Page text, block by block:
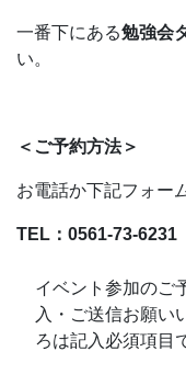
一番下にある勉強会
い。
＜ご予約方法＞
お電話か下記フォー
TEL：0561-73-6231
イベント参加のご
入・ご送信お願い
ろは記入必須項目